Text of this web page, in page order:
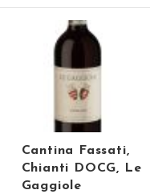
Cantina Fassati,
Chianti DOCG, Le
Gaggiole